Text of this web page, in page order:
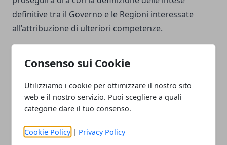
Consenso sui Cookie
Utilizziamo i cookie per ottimizzare il nostro sito
web e il nostro servizio. Puoi scegliere a quali
categorie dare il tuo consenso.
Cookie Policy | Privacy Policy
definitive tra il Governo e le Regioni interessate
all’attribuzione di ulteriori competenze.
Facebook
TwitterWhatsapp